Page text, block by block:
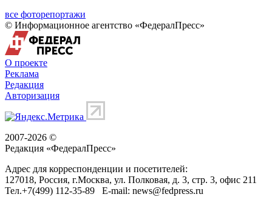
все фоторепортажи
© Информационное агентство «ФедералПресс»
О проекте
Реклама
Редакция
Авторизация
2007-2026 ©
Редакция «ФедералПресс»
Адрес для корреспонденции и посетителей:
127018, Россия, г.Москва, ул. Полковая, д. 3, стр. 3, офис 211
Тел.+7(499) 112-35-89 E-mail: news@fedpress.ru